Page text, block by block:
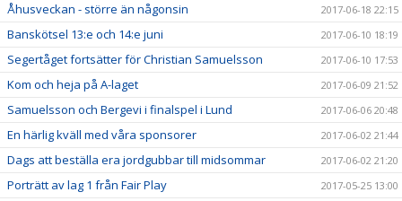
Åhusveckan - större än någonsin 2017-06-18 22:15
Banskötsel 13:e och 14:e juni 2017-06-10 18:19
Segertåget fortsätter för Christian Samuelsson 2017-06-10 17:53
Kom och heja på A-laget 2017-06-09 21:52
Samuelsson och Bergevi i finalspel i Lund 2017-06-06 20:48
En härlig kväll med våra sponsorer 2017-06-02 21:44
Dags att beställa era jordgubbar till midsommar 2017-06-02 21:20
Porträtt av lag 1 från Fair Play 2017-05-25 13:00